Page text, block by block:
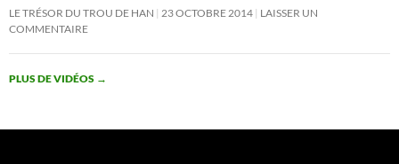
LE TRÉSOR DU TROU DE HAN 23 OCTOBRE 2014 LAISSER UN
COMMENTAIRE
PLUS DE VIDÉOS →